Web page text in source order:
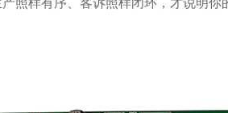
照样有序、客诉照样闭环，才说明你